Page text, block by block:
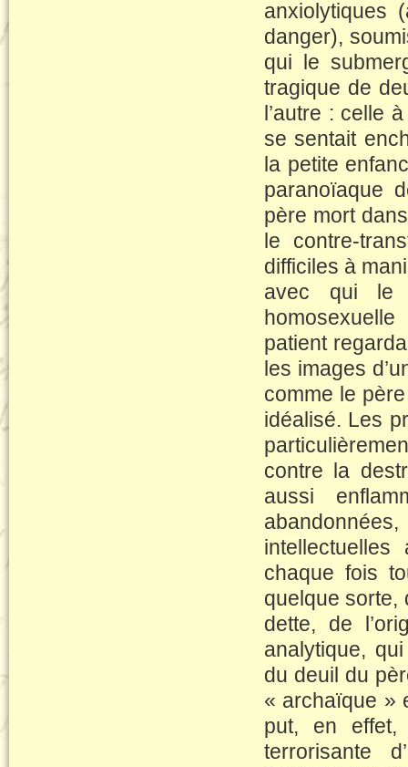
anxiolytiques
danger),
qui le
tragique de
l’autre : celle
se sentait
la petite
paranoïaque
père mort
le contre-
difficiles à
avec qui le
patient
les images
comme le
idéalisé. Les
contre la
aussi
chaque fois
quelque sorte,
dette, de
analytique,
du deuil du
« archaïque »
put, en
terrorisante